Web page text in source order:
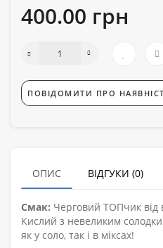
400.00 грн
ПОВІДОМИТИ ПРО
ОПИС ВІДГУКИ (0)
Смак: Черговий ТОПчик від
Кислий з невеликим
як у соло, так і в міксах!